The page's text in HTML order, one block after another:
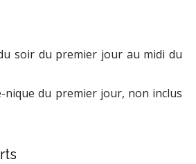
soir du premier jour au midi du
nique du premier jour, non inclus